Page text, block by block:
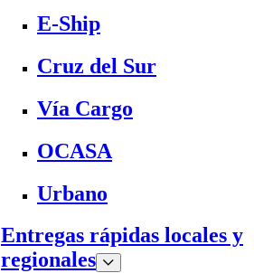
E-Ship
Cruz del Sur
Vía Cargo
OCASA
Urbano
Entregas rápidas locales y
regionales